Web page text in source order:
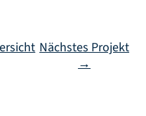
Nächstes Projekt
→